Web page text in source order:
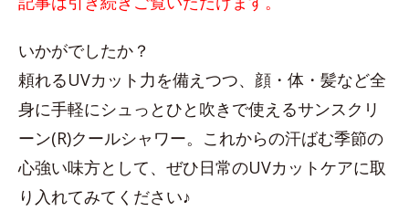
いかがでしたか？
頼れるUVカット力を備えつつ、顔・体・髪など全
身に手軽にシュっとひと吹きで使えるサンスクリ
ーン(R)クールシャワー。これからの汗ばむ季節の
心強い味方として、ぜひ日常のUVカットケアに取
り入れてみてください♪